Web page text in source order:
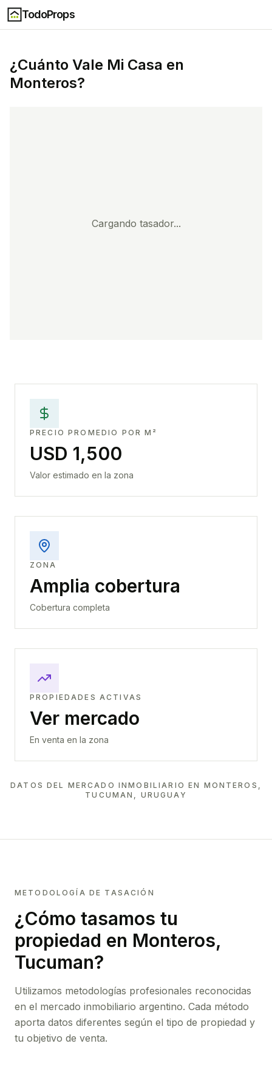
TodoProps
¿Cuánto Vale Mi Casa en
Monteros?
Cargando tasador...
PRECIO PROMEDIO POR M²
USD 1,500
Valor estimado en la zona
ZONA
Amplia cobertura
Cobertura completa
PROPIEDADES ACTIVAS
Ver mercado
En venta en la zona
DATOS DEL MERCADO INMOBILIARIO EN MONTEROS,
TUCUMAN, URUGUAY
METODOLOGÍA DE TASACIÓN
¿Cómo tasamos tu
propiedad en Monteros,
Tucuman?
Utilizamos metodologías profesionales reconocidas
en el mercado inmobiliario argentino. Cada método
aporta datos diferentes según el tipo de propiedad y
tu objetivo de venta.